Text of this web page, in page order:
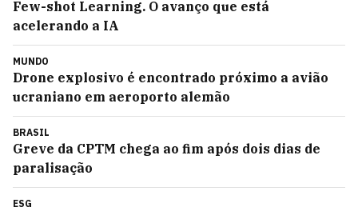
Few-shot Learning. O avanço que está
acelerando a IA
MUNDO
Drone explosivo é encontrado próximo a avião
ucraniano em aeroporto alemão
BRASIL
Greve da CPTM chega ao fim após dois dias de
paralisação
ESG